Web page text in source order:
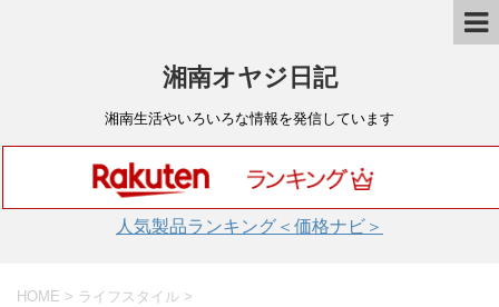
湘南オヤジ日記
湘南生活やいろいろな情報を発信しています
人気製品ランキング＜価格ナビ＞
HOME > ライフスタイル >